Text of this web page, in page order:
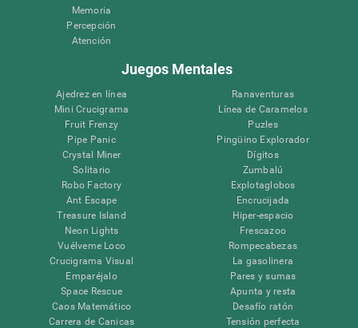
Memoria
Percepción
Atención
Juegos Mentales
Ajedrez en línea
Mini Crucigrama
Fruit Frenzy
Pipe Panic
Crystal Miner
Solitario
Robo Factory
Ant Escape
Treasure Island
Neon Lights
Vuélveme Loco
Crucigrama Visual
Emparéjalo
Space Rescue
Caos Matemático
Carrera de Canicas
Ranaventuras
Línea de Caramelos
Puzles
Pingüino Explorador
Dígitos
Zumbalú
Explotaglobos
Encrucijada
Hiper-espacio
Frescazoo
Rompecabezas
La gasolinera
Pares y sumas
Apunta y resta
Desafío ratón
Tensión perfecta